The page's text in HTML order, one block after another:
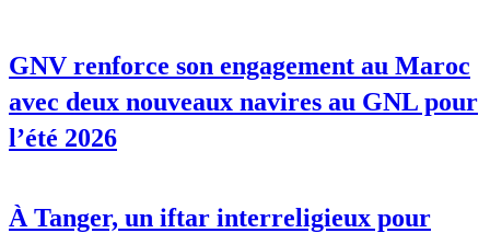
GNV renforce son engagement au Maroc
avec deux nouveaux navires au GNL pour
l’été 2026
À Tanger, un iftar interreligieux pour